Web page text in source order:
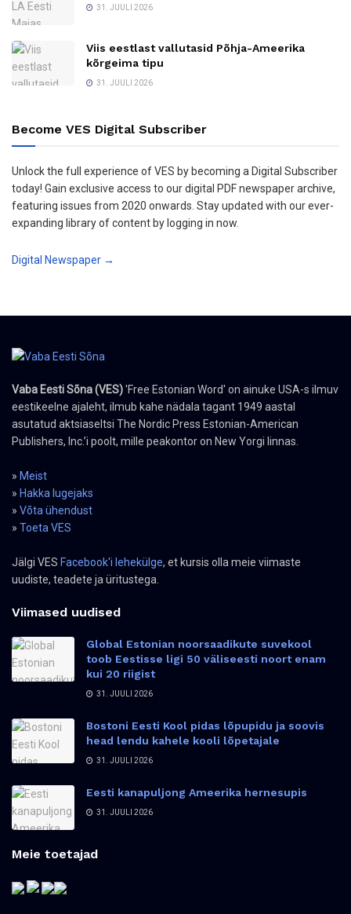
31. JUULI 2026
Viis eestlast vallutasid Põhja-Ameerika
kõrgeima tipu
31. JUULI 2026
Become VES Digital Subscriber
Unlock the full experience of VES by becoming a Digital Subscriber
today! Gain exclusive access to our digital PDF newspaper archive,
featuring issues from 2020 onwards. Stay updated with our ever-
expanding library of content by logging in now.
Digital Newspaper →
Vaba Eesti Sõna (VES)'Free Estonian Word' on ainuke USA-s ilmuv
eestikeelne ajaleht, ilmub kahe nädala tagant 1949 aastal
asutatud aktsiaseltsi The Nordic Press Estonian-American
Publishers, Inc.’i poolt, mille peakontor on New Yorgi linnas.
» Meist
» Hakka lugejaks
» Võta ühendust
» Toeta VES
Jälgi VES Facebook'i lehekülge, et kursis olla meie viimaste
uudiste, teadete ja üritustega.
Viimased uudised
Global Estonian noorsaadikute suvekool
toob Eestisse ligi 50 väliseesti noort enam
kui 20 riigist
31. JUULI 2026
Bostoni Eesti Kool pidas lõpupidu ja soovis
head lendu kahele kooli lõpetajale
31. JUULI 2026
Eesti kanapuljong Ameerika hernesupis
31. JUULI 2026
Meie toetajad